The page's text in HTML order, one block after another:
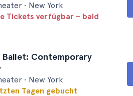
• New York
Tickets verfügbar – bald
Ballet: Contemporary
• New York
Tagen gebucht